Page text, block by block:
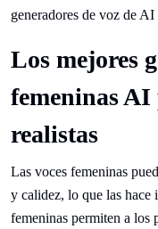
generadores de voz de
Los mejores
femeninas AI
realistas
Las voces femeninas
y calidez, lo que las hace
femeninas permiten a los